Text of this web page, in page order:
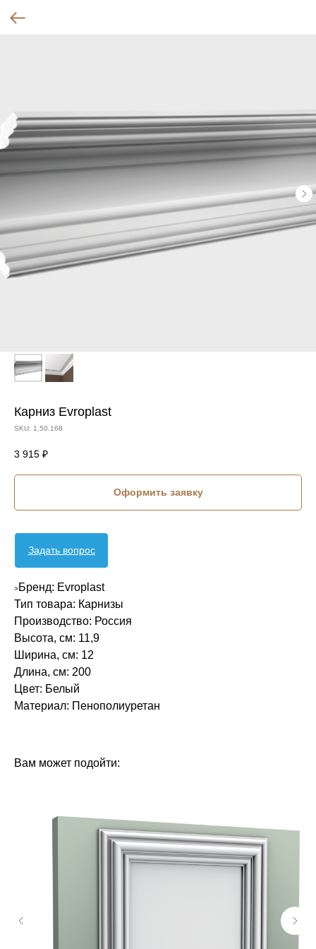
Карниз Evroplast
SKU: 1.50.168
3 915 ₽
Оформить заявку
Задать вопрос
>Бренд: Evroplast
Тип товара: Карнизы
Производство: Россия
Высота, см: 11,9
Ширина, см: 12
Длина, см: 200
Цвет: Белый
Материал: Пенополиуретан‎‎
Вам может подойти: